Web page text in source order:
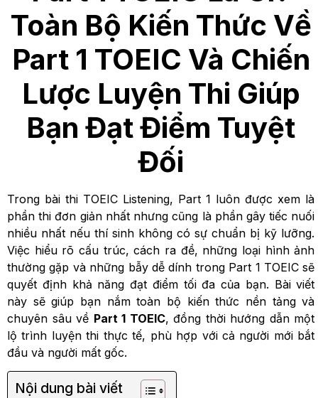
Toàn Bộ Kiến Thức Về
Part 1 TOEIC Và Chiến
Lược Luyện Thi Giúp
Bạn Đạt Điểm Tuyệt
Đối
Trong bài thi TOEIC Listening, Part 1 luôn được xem là
phần thi đơn giản nhất nhưng cũng là phần gây tiếc nuối
nhiều nhất nếu thí sinh không có sự chuẩn bị kỹ lưỡng.
Việc hiểu rõ cấu trúc, cách ra đề, những loại hình ảnh
thường gặp và những bẫy dễ dính trong Part 1 TOEIC sẽ
quyết định khả năng đạt điểm tối đa của bạn. Bài viết
này sẽ giúp bạn nắm toàn bộ kiến thức nền tảng và
chuyên sâu về Part 1 TOEIC, đồng thời hướng dẫn một
lộ trình luyện thi thực tế, phù hợp với cả người mới bắt
đầu và người mất gốc.
Nội dung bài viết